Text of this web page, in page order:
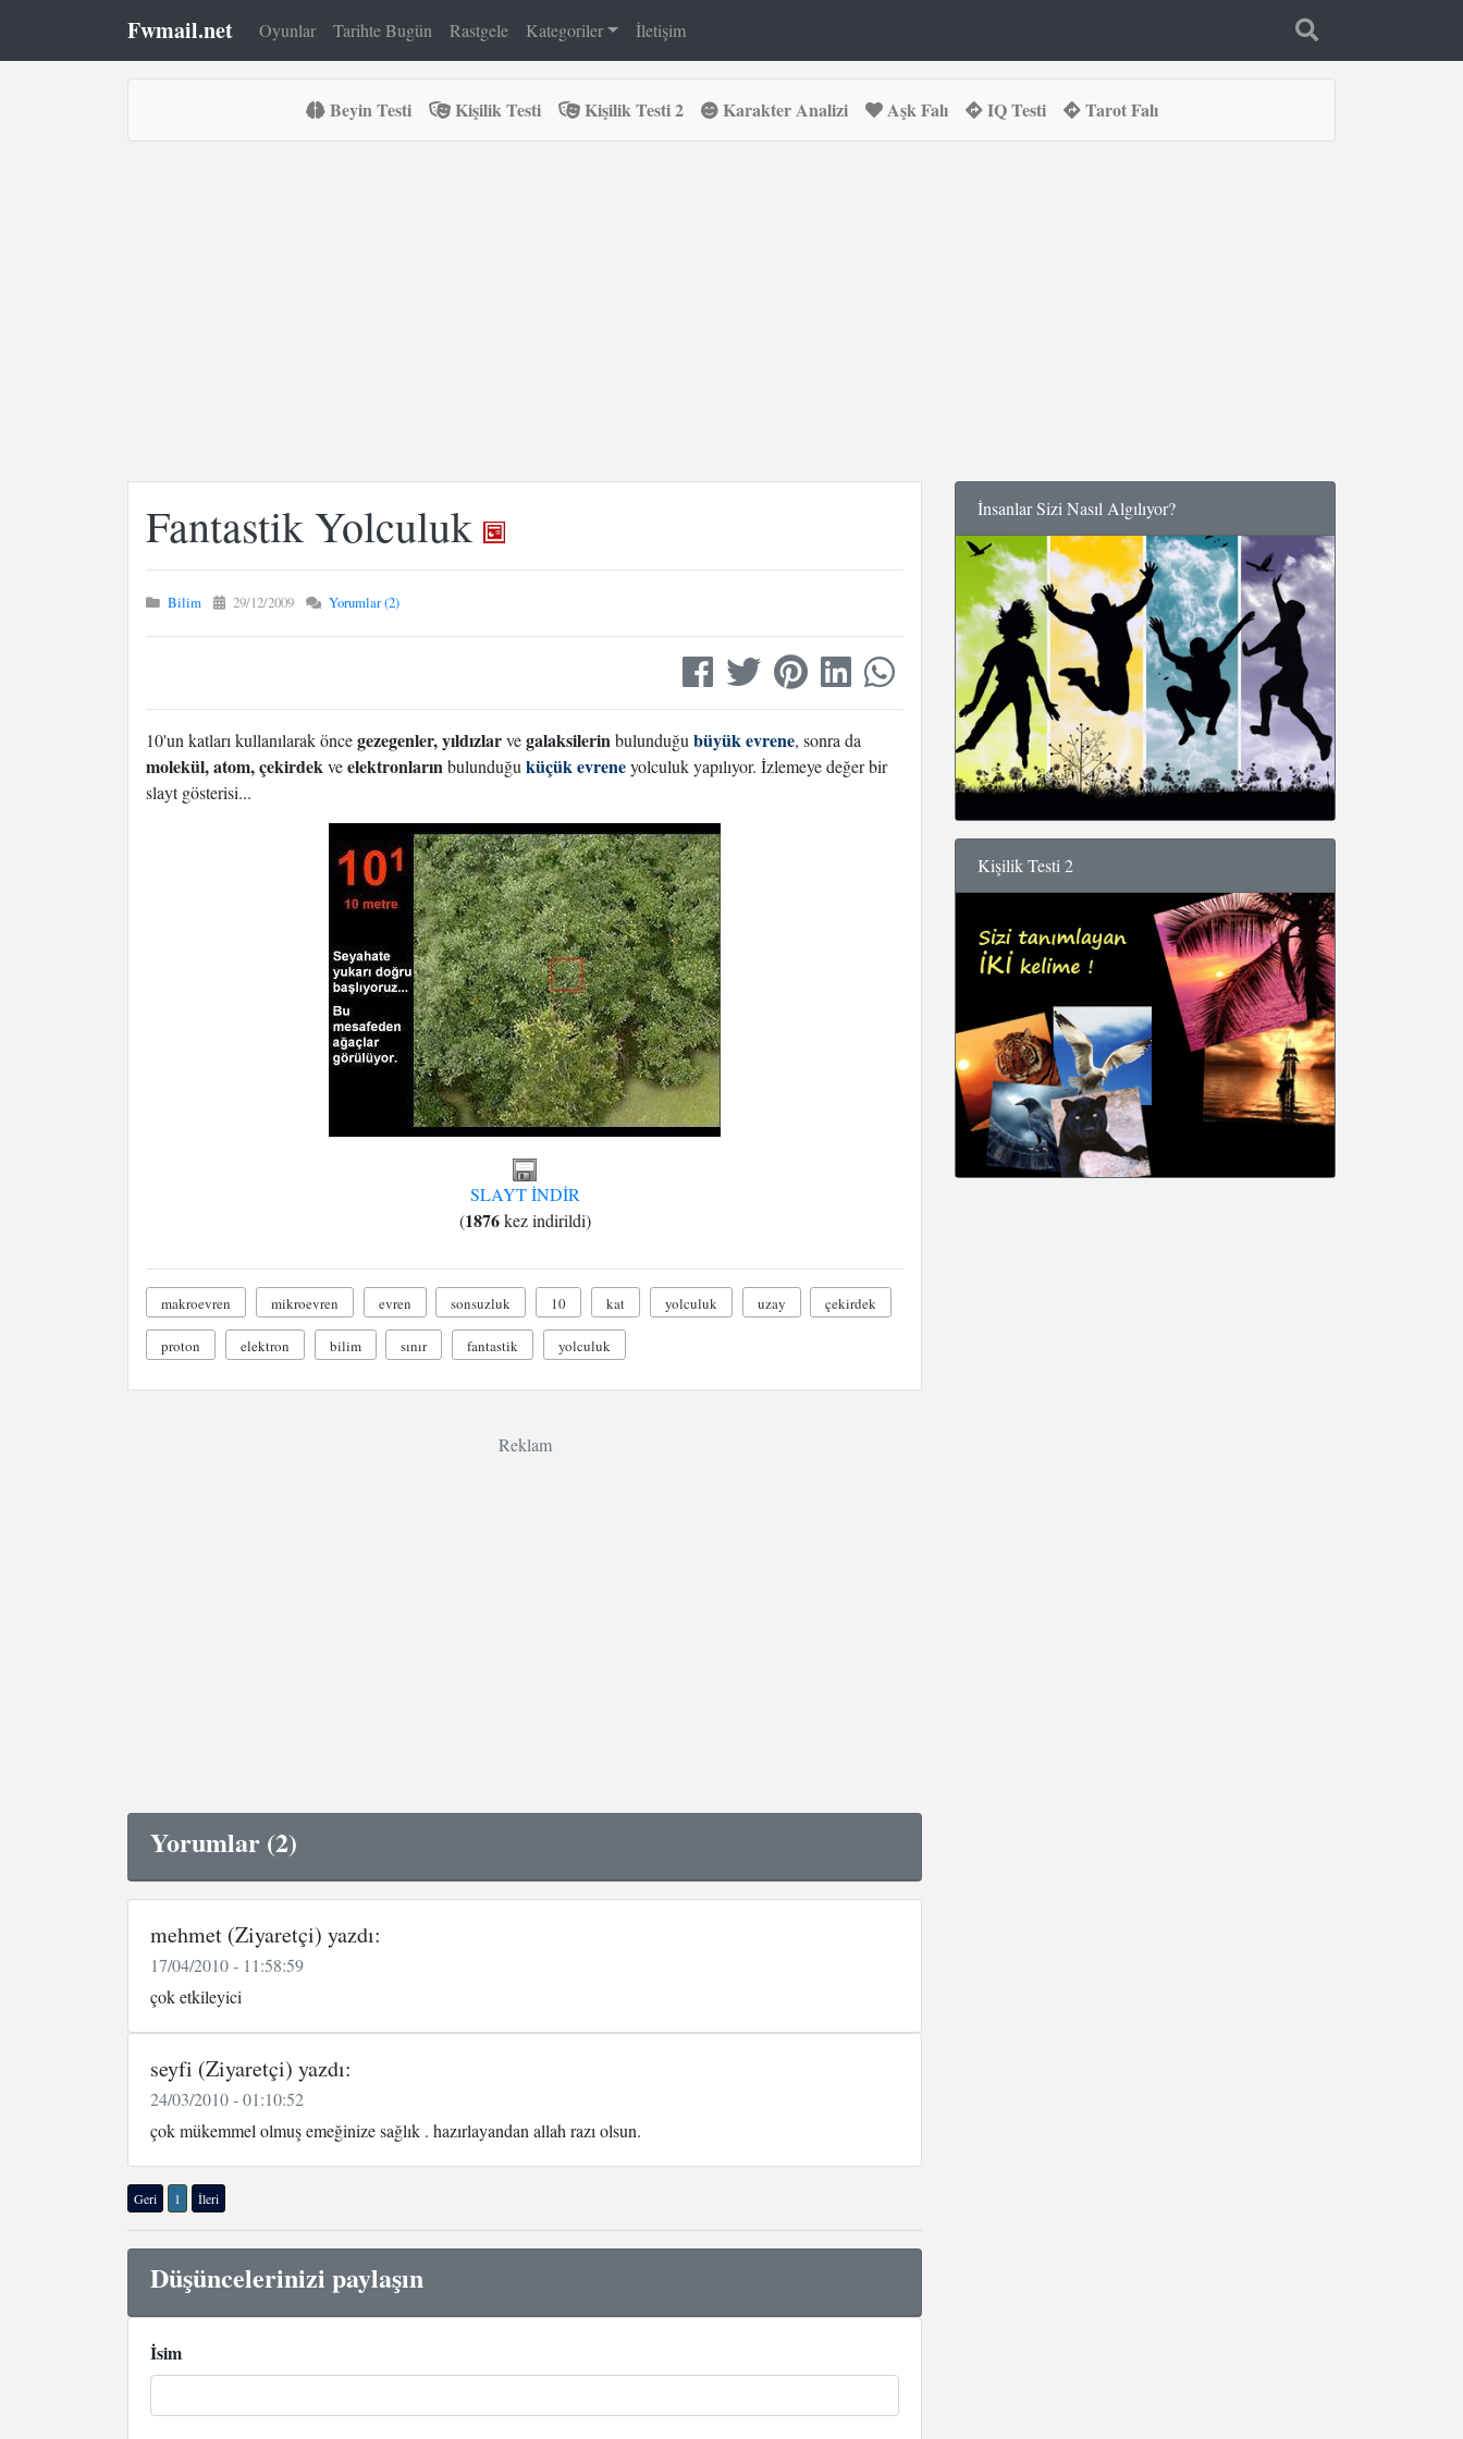
Fwmail.net Oyunlar Tarihte Bugün Rastgele Kategoriler İletişim
Beyin Testi Kişilik Testi Kişilik Testi 2 Karakter Analizi Aşk Falı IQ Testi Tarot Falı
Fantastik Yolculuk
Bilim 29/12/2009 Yorumlar (2)
10'un katları kullanılarak öncegezegenler, yıldızlarvegalaksilerinbulunduğu büyük evrene, sonra da
molekül, atom, çekirdekveelektronlarınbulunduğu küçük evreneyolculuk yapılıyor. İzlemeye değer bir
slayt gösterisi...
SLAYT İNDİR
(1876kez indirildi)
makroevren mikroevren evren sonsuzluk 10 kat yolculuk uzay çekirdek
proton elektron bilim sınır fantastik yolculuk
Reklam
Yorumlar (2)
mehmet (Ziyaretçi) yazdı:
17/04/2010 - 11:58:59
çok etkileyici
seyfi (Ziyaretçi) yazdı:
24/03/2010 - 01:10:52
çok mükemmel olmuş emeğinize sağlık . hazırlayandan allah razı olsun.
Geri 1 İleri
Düşüncelerinizi paylaşın
İsim
İnsanlar Sizi Nasıl Algılıyor?
Kişilik Testi 2